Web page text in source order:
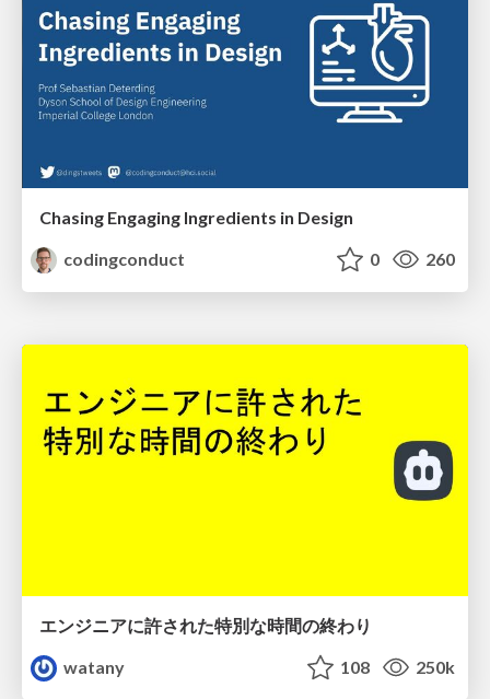
Chasing Engaging Ingredients in Design
codingconduct
0 260
エンジニアに許された特別な時間の終わり
watany
108 250k